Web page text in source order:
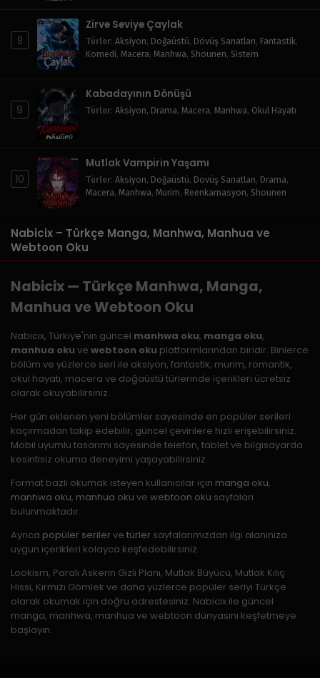
8
Zirve Seviye Çaylak
Türler: Aksiyon, Doğaüstü, Dövüş Sanatları, Fantastik,
Komedi, Macera, Manhwa, Shounen, Sistem
9
Kabadayının Dönüşü
Türler: Aksiyon, Drama, Macera, Manhwa, Okul Hayatı
10
Mutlak Vampirin Yaşamı
Türler: Aksiyon, Doğaüstü, Dövüş Sanatları, Drama,
Macera, Manhwa, Murim, Reenkarnasyon, Shounen
Nabicix – Türkçe Manga, Manhwa, Manhua ve
Webtoon Oku
Nabicix — Türkçe Manhwa, Manga,
Manhua ve Webtoon Oku
Nabicix, Türkiye'nin güncel manhwa oku, manga oku,
manhua oku ve webtoon oku platformlarından biridir. Binlerce
bölüm ve yüzlerce seri ile aksiyon, fantastik, murim, romantik,
okul hayatı, macera ve doğaüstü türlerinde içerikleri ücretsiz
olarak okuyabilirsiniz.
Her gün eklenen yeni bölümler sayesinde en popüler serileri
kaçırmadan takip edebilir, güncel çevirilere hızlı erişebilirsiniz.
Mobil uyumlu tasarımı sayesinde telefon, tablet ve bilgisayarda
kesintisiz okuma deneyimi yaşayabilirsiniz.
Format bazlı okumak isteyen kullanıcılar için manga oku,
manhwa oku, manhua oku ve webtoon oku sayfaları
bulunmaktadır.
Ayrıca popüler serilerve türler sayfalarımızdan ilgi alanınıza
uygun içerikleri kolayca keşfedebilirsiniz.
Lookism, Paralı Askerin Gizli Planı, Mutlak Büyücü, Mutlak Kılıç
Hissi, Kırmızı Gömlek ve daha yüzlerce popüler seriyi Türkçe
olarak okumak için doğru adrestesiniz. Nabicix ile güncel
manga, manhwa, manhua ve webtoon dünyasını keşfetmeye
başlayın.